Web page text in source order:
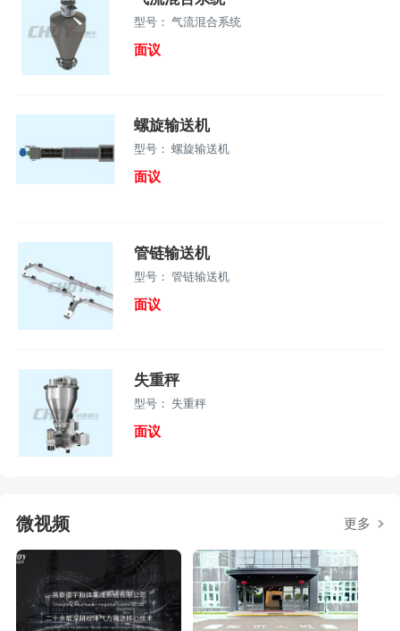
型号： 气流混合系统
面议
螺旋输送机
型号： 螺旋输送机
面议
管链输送机
型号： 管链输送机
面议
失重秤
型号： 失重秤
面议
微视频 更多